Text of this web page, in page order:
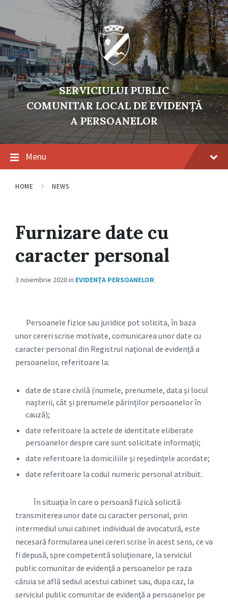
navigation
SERVICIULUI PUBLIC
COMUNITAR LOCAL DE EVIDENŢĂ
A PERSOANELOR
Menu
HOME NEWS
Furnizare date cu
caracter personal
3 noiembrie 2020in EVIDENȚA PERSOANELOR
Persoanele fizice sau juridice pot solicita, în baza
unor cereri scrise motivate, comunicarea unor date cu
caracter personal din Registrul naţional de evidenţă a
persoanelor, referitoare la:
date de stare civilă (numele, prenumele, data şi locul
naşterii, cât şi prenumele părinţilor persoanelor în
cauză);
date referitoare la actele de identitate eliberate
persoanelor despre care sunt solicitate informaţii;
date referitoare la domiciliile şi reşedinţele acordate;
date referitoare la codul numeric personal atribuit.
În situaţia în care o persoană fizică solicită
transmiterea unor date cu caracter personal, prin
intermediul unui cabinet individual de avocatură, este
necesară formularea unei cereri scrise în acest sens, ce va
fi depusă, spre competentă soluţionare, la serviciul
public comunitar de evidenţă a persoanelor pe raza
căruia se află sediul acestui cabinet sau, dupa caz, la
serviciul public comunitar de evidenţă a persoanelor pe